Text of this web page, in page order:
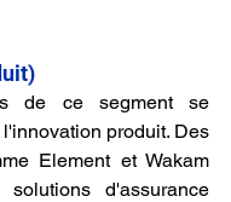
de ce segment se
produit. Des
Element et Wakam
d'assurance